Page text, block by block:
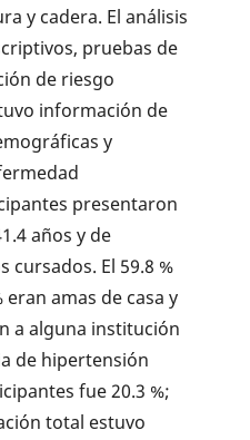
y cadera. El análisis
pruebas de
de riesgo
información de
y
presentaron
años y de
cursados. El 59.8 %
eran amas de casa y
a alguna institución
de hipertensión
fue 20.3 %;
total estuvo